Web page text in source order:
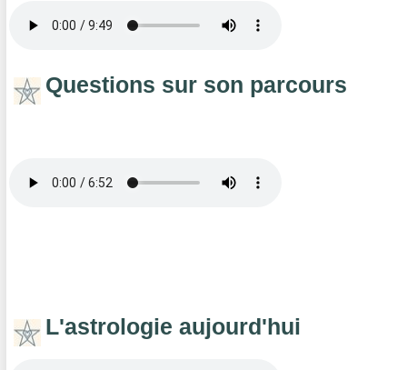
Questions sur son parcours
L'astrologie aujourd'hui